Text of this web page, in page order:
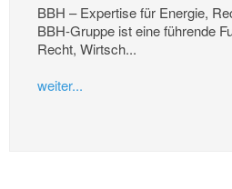
BBH – Expertise für Energie,
BBH-Gruppe ist eine führende
Recht, Wirtsch...
weiter...